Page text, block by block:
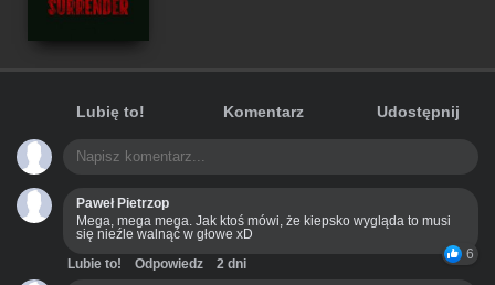
Lubię to! Komentarz Udostępnij
Paweł Pietrzop
Mega, mega mega. Jak ktoś mówi, że kiepsko wygląda to musi
się nieźle walnąć w głowe xD
6
Lubie to! Odpowiedz
2 dni